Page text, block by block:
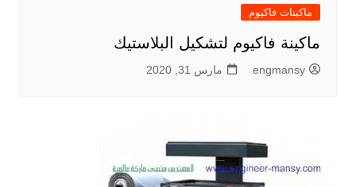
ماكينات فاكيوم
ماكينة فاكيوم لتشكيل البلاستيك
engmansy مارس 31, 2020